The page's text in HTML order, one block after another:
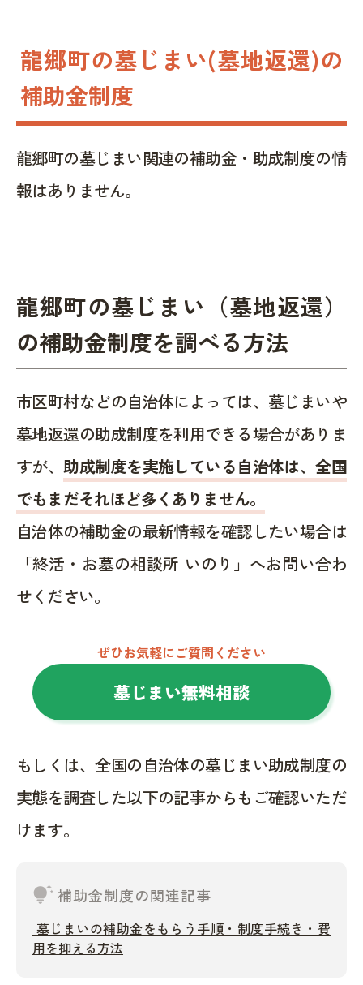
龍郷町の墓じまい(墓地返還)の
補助金制度
龍郷町の墓じまい関連の補助金・助成制度の情
報はありません。
龍郷町の墓じまい（墓地返還）
の補助金制度を調べる方法
市区町村などの自治体によっては、墓じまいや
墓地返還の助成制度を利用できる場合がありま
すが、助成制度を実施している自治体は、全国
でもまだそれほど多くありません。
自治体の補助金の最新情報を確認したい場合は
「終活・お墓の相談所 いのり」へお問い合わ
せください。
ぜひお気軽にご質問ください
墓じまい無料相談
もしくは、全国の自治体の墓じまい助成制度の
実態を調査した以下の記事からもご確認いただ
けます。
tips_and_updates補助金制度の関連記事
墓じまいの補助金をもらう手順・制度手続き・費
用を抑える方法